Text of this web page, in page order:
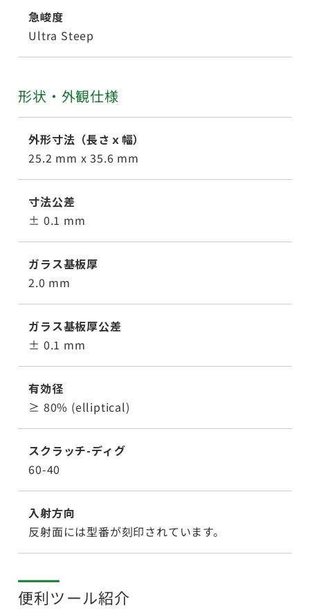
急峻度
Ultra Steep
形状・外観仕様
外形寸法（長さｘ幅）
25.2 mm x 35.6 mm
寸法公差
± 0.1 mm
ガラス基板厚
2.0 mm
ガラス基板厚公差
± 0.1 mm
有効径
≥ 80% (elliptical)
スクラッチ-ディグ
60-40
入射方向
反射面には型番が刻印されています。
便利ツール紹介